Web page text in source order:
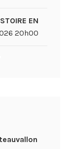
EN
20h00